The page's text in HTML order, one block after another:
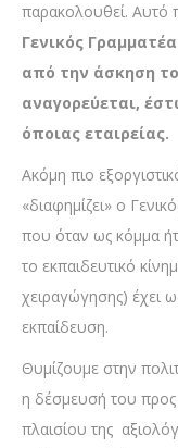
παρακολουθεί. Αυτό
Γενικός
από την άσκηση
αναγορεύεται,
όποιας εταιρείας.
Ακόμη πιο
«διαφημίζει» ο
που όταν ως κόμμα
το εκπαιδευτικό
χειραγώγησης) έχει
εκπαίδευση.
Θυμίζουμε στην
η δέσμευσή του
πλαισίου της